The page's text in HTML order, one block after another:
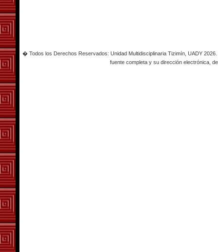
� Todos los Derechos Reservados: Unidad Multidisciplinaria Tizimín, UADY
fuente completa y su dirección electrónica,